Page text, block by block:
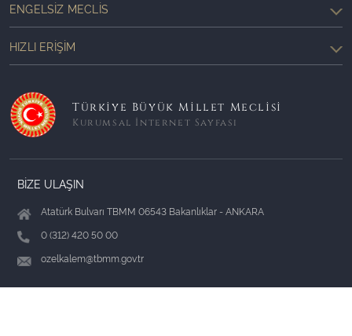
ENGELSIZ MECLIS
HIZLI ERIŞIM
Türkiye Büyük Millet Meclisi
Kurumsal İnternet Sayfası
BİZE ULAŞIN
Atatürk Bulvarı TBMM 06543 Bakanlıklar - ANKARA
0 (312) 420 50 00
ozelkalem@tbmm.gov.tr